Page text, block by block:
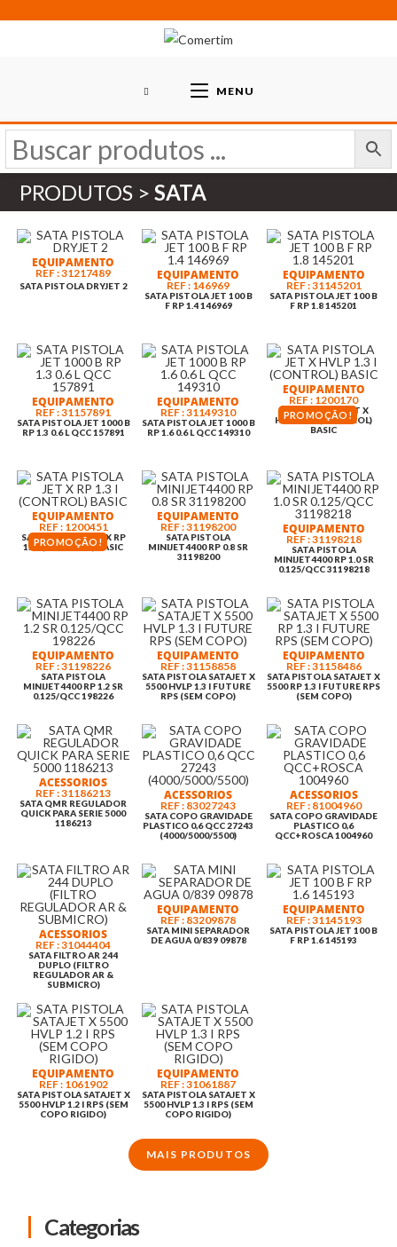
MENU
PRODUTOS >SATA
EQUIPAMENTO
REF : 31217489
SATA PISTOLA DRYJET 2
EQUIPAMENTO
REF : 146969
SATA PISTOLA JET 100 B
F RP 1.4 146969
EQUIPAMENTO
REF : 31145201
SATA PISTOLA JET 100 B
F RP 1.8 145201
EQUIPAMENTO
REF : 31157891
SATA PISTOLA JET 1000 B
RP 1.3 0.6 L QCC 157891
EQUIPAMENTO
REF : 31149310
SATA PISTOLA JET 1000 B
RP 1.6 0.6 L QCC 149310
PROMOÇÃO!
EQUIPAMENTO
REF : 1200170
SATA PISTOLA JET X
HVLP 1.3 I (CONTROL)
BASIC
PROMOÇÃO!
EQUIPAMENTO
REF : 1200451
SATA PISTOLA JET X RP
1.3 I (CONTROL) BASIC
EQUIPAMENTO
REF : 31198200
SATA PISTOLA
MINIJET4400 RP 0.8 SR
31198200
EQUIPAMENTO
REF : 31198218
SATA PISTOLA
MINIJET4400 RP 1.0 SR
0.125/QCC 31198218
EQUIPAMENTO
REF : 31198226
SATA PISTOLA
MINIJET4400 RP 1.2 SR
0.125/QCC 198226
EQUIPAMENTO
REF : 31158858
SATA PISTOLA SATAJET X
5500 HVLP 1.3 I FUTURE
RPS (SEM COPO)
EQUIPAMENTO
REF : 31158486
SATA PISTOLA SATAJET X
5500 RP 1.3 I FUTURE RPS
(SEM COPO)
ACESSORIOS
REF : 31186213
SATA QMR REGULADOR
QUICK PARA SERIE 5000
1186213
ACESSORIOS
REF : 83027243
SATA COPO GRAVIDADE
PLASTICO 0,6 QCC 27243
(4000/5000/5500)
ACESSORIOS
REF : 81004960
SATA COPO GRAVIDADE
PLASTICO 0,6
QCC+ROSCA 1004960
ACESSORIOS
REF : 31044404
SATA FILTRO AR 244
DUPLO (FILTRO
REGULADOR AR &
SUBMICRO)
EQUIPAMENTO
REF : 83209878
SATA MINI SEPARADOR
DE AGUA 0/839 09878
EQUIPAMENTO
REF : 31145193
SATA PISTOLA JET 100 B
F RP 1.6 145193
EQUIPAMENTO
REF : 1061902
SATA PISTOLA SATAJET X
5500 HVLP 1.2 I RPS (SEM
COPO RIGIDO)
EQUIPAMENTO
REF : 31061887
SATA PISTOLA SATAJET X
5500 HVLP 1.3 I RPS (SEM
COPO RIGIDO)
MAIS PRODUTOS
Categorias